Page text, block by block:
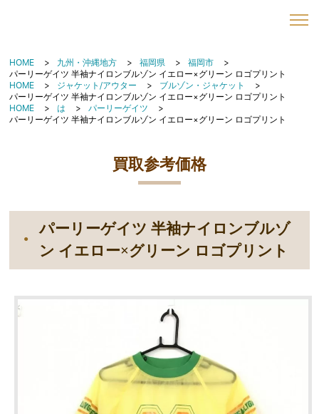
HOME 九州・沖縄地方 福岡県
福岡市
パーリーゲイツ 半袖ナイロンブルゾン イエロー×グリーン ロゴプリント
HOME
ジャケット/アウター
ブルゾン・ジャケット
パーリーゲイツ 半袖ナイロンブルゾン イエロー×グリーン ロゴプリント
HOME
は
パーリーゲイツ
パーリーゲイツ 半袖ナイロンブルゾン イエロー×グリーン ロゴプリント
買取参考価格
パーリーゲイツ 半袖ナイロンブルゾ
ン イエロー×グリーン ロゴプリント